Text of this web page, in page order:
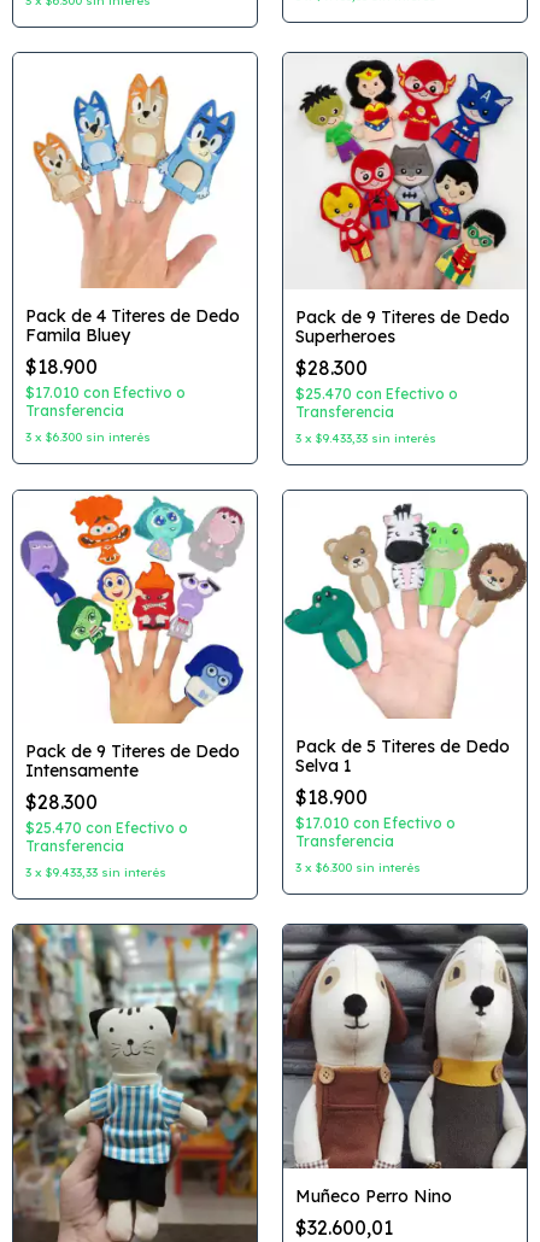
Pack de 4 Titeres de Dedo
Famila Bluey
$18.900
$17.010 con Efectivo o
Transferencia
3 x $6.300 sin interés
Pack de 9 Titeres de Dedo
Superheroes
$28.300
$25.470 con Efectivo o
Transferencia
3 x $9.433,33 sin interés
Pack de 9 Titeres de Dedo
Intensamente
$28.300
$25.470 con Efectivo o
Transferencia
3 x $9.433,33 sin interés
Pack de 5 Titeres de Dedo
Selva 1
$18.900
$17.010 con Efectivo o
Transferencia
3 x $6.300 sin interés
Muñeco Perro Nino
$32.600,01